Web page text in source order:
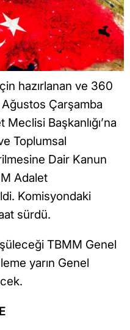
hazırlanan ve 360
Çarşamba
Başkanlığı’na
Toplumsal
Dair Kanun
Adalet
Komisyondaki
sürdü.
TBMM Genel
yarın Genel